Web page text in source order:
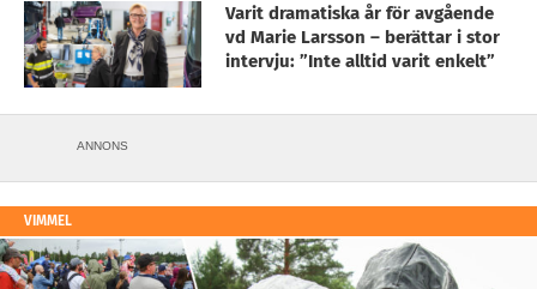
Varit dramatiska år för avgående
vd Marie Larsson – berättar i stor
intervju: ”Inte alltid varit enkelt”
ANNONS
VIMMEL